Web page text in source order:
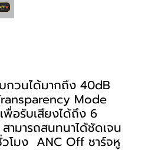
กวนได้มากถึง 40dB
Mode
พื่อรับเสียงได้ถึง 6
ามารถสนทนาได้ชัดเจน
โมง ANC Off ชาร์จหู